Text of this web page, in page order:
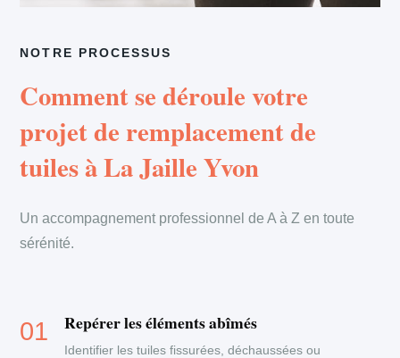
NOTRE PROCESSUS
Comment se déroule votre
projet de remplacement de
tuiles à La Jaille Yvon
Un accompagnement professionnel de A à Z en toute
sérénité.
Repérer les éléments abîmés
Identifier les tuiles fissurées, déchaussées ou